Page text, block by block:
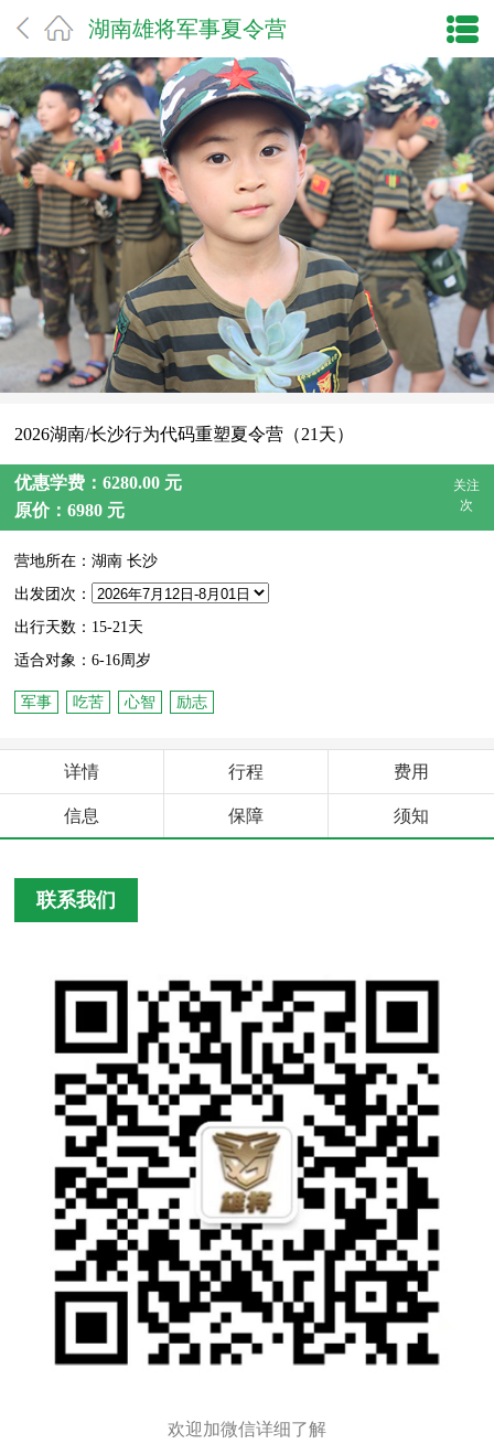
湖南雄将军事夏令营
2026湖南/长沙行为代码重塑夏令营（21天）
优惠学费：6280.00 元
原价：6980 元
关注
次
营地所在：湖南 长沙
出发团次：
出行天数：15-21天
适合对象：6-16周岁
军事 吃苦 心智 励志
详情 行程 费用
信息 保障 须知
联系我们
欢迎加微信详细了解